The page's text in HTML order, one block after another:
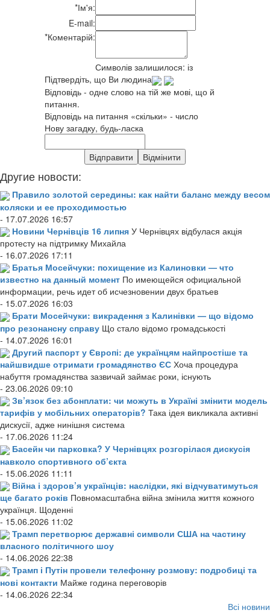
*Ім'я:
E-mail:
*Коментарій:
Символів залишилося: із
Підтвердіть, що Ви людина
Відповідь - одне слово на тій же мові, що й
питання.
Відповідь на питання «скільки» - число
Нову загадку, будь-ласка
Другие новости:
Правило золотой середины: как найти баланс между весом
коляски и ее проходимостью
- 17.07.2026 16:57
Новини Чернівців 16 липня У Чернівцях відбулася акція
протесту на підтримку Михайла
- 16.07.2026 17:11
Братья Мосейчуки: похищение из Калиновки — что
известно на данный момент По имеющейся официальной
информации, речь идет об исчезновении двух братьев
- 15.07.2026 16:03
Брати Мосейчуки: викрадення з Калинівки — що відомо
про резонансну справу Що стало відомо громадськості
- 14.07.2026 16:01
Другий паспорт у Європі: де українцям найпростіше та
найшвидше отримати громадянство ЄС Хоча процедура
набуття громадянства зазвичай займає роки, існують
- 23.06.2026 09:10
Зв’язок без абонплати: чи можуть в Україні змінити модель
тарифів у мобільних операторів? Така ідея викликала активні
дискусії, адже нинішня система
- 17.06.2026 11:24
Басейн чи парковка? У Чернівцях розгорілася дискусія
навколо спортивного об’єкта
- 15.06.2026 11:11
Війна і здоров’я українців: наслідки, які відчуватимуться
ще багато років Повномасштабна війна змінила життя кожного
українця. Щоденні
- 15.06.2026 11:02
Трамп перетворює державні символи США на частину
власного політичного шоу
- 14.06.2026 22:38
Трамп і Путін провели телефонну розмову: подробиці та
нові контакти Майже година переговорів
- 14.06.2026 22:34
Всі новини